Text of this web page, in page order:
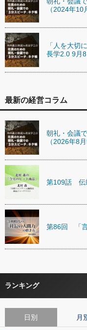
（2024年10
「人を大切
長学2.0 9月8
最新の経営コラム
朝礼・会議
（2026年8
第109話 伝
第86回 「言
ランキング
日別 月